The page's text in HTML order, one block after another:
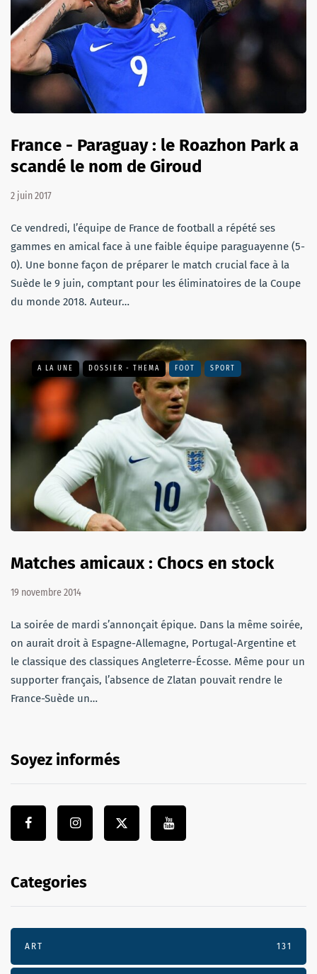
France - Paraguay : le Roazhon Park a
scandé le nom de Giroud
2 juin 2017
Ce vendredi, l’équipe de France de football a répété ses
gammes en amical face à une faible équipe paraguayenne (5-
0). Une bonne façon de préparer le match crucial face à la
Suède le 9 juin, comptant pour les éliminatoires de la Coupe
du monde 2018. Auteur…
A LA UNE DOSSIER - THEMA FOOT SPORT
Matches amicaux : Chocs en stock
19 novembre 2014
La soirée de mardi s’annonçait épique. Dans la même soirée,
on aurait droit à Espagne-Allemagne, Portugal-Argentine et
le classique des classiques Angleterre-Écosse. Même pour un
supporter français, l’absence de Zlatan pouvait rendre le
France-Suède un…
Soyez informés
Categories
ART 131